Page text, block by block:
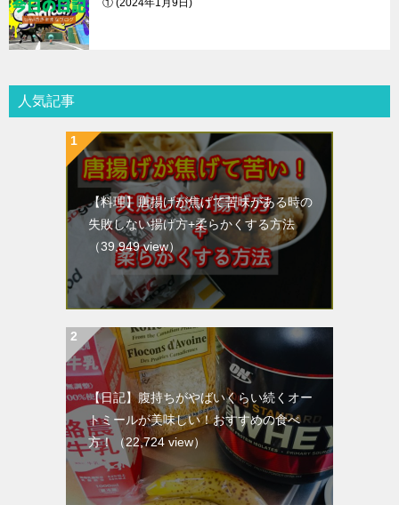
① 2024年1月9日
人気記事
【料理】唐揚げが焦げて苦味がある時の
失敗しない揚げ方+柔らかくする方法
（39,949 view）
【日記】腹持ちがやばいくらい続くオー
トミールが美味しい！おすすめの食べ
方！
（22,724 view）